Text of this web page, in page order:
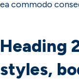
ea commodo
Heading
styles,